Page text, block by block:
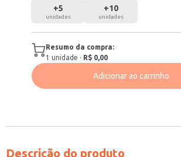
+5
unidades
+10
unidades
Resumo da compra:
1 unidade · R$ 0,00
Adicionar ao carrinho
Descrição do produto